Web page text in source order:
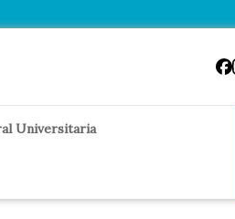
Universitaria